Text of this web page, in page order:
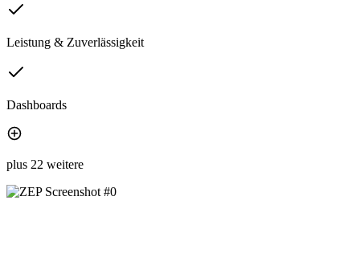
Leistung & Zuverlässigkeit
Dashboards
plus 22 weitere